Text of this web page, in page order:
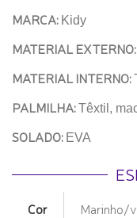
MARCA: Kidy
MATERIAL EXTERNO:
MATERIAL INTERNO:
PALMILHA:Têxtil,
SOLADO: EVA
Cor Marinho/